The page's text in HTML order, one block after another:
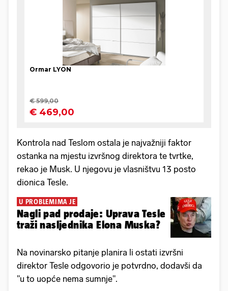
Kontrola nad Teslom ostala je najvažniji faktor
ostanka na mjestu izvršnog direktora te tvrtke,
rekao je Musk. U njegovu je vlasništvu 13 posto
dionica Tesle.
U PROBLEMIMA JE
Nagli pad prodaje: Uprava Tesle
traži nasljednika Elona Muska?
Na novinarsko pitanje planira li ostati izvršni
direktor Tesle odgovorio je potvrdno, dodavši da
"u to uopće nema sumnje".